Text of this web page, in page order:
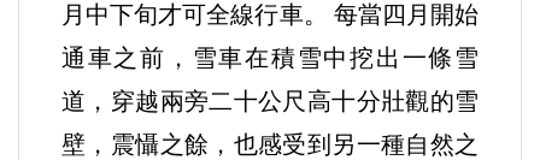
月中下旬才可全線行車。 每當四月開始
通車之前，雪車在積雪中挖出一條雪
道，穿越兩旁二十公尺高十分壯觀的雪
壁，震懾之餘，也感受到另一種自然之